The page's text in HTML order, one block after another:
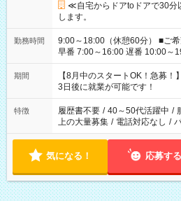
≪自宅からドアtoドアで30
します。
勤務時間
9:00～18:00（休憩60分） ■ご希望があれば下記シフトもOK！
早番 7:00～16:00 遅番 10:00～
と休みを合わせたい」 「余裕
「できれば残業はしたくない
ね。 ※Wワーク希望の方へ 今ご覧のお仕事で希望する勤務時間
と、もう1つのお仕事の勤務時
合は応募できません。
期間
【8月中のスタートOK！急募
3日後に就業が可能です！
特徴 履歴書不要 / 40～50代活躍中 /
上の大量募集 / 電話対応なし /
気になる！ 応募する